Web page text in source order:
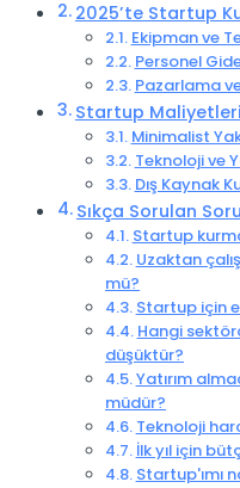
2025’te Startup
Ekipman ve
Personel
Pazarlama
Startup
Minimalist
Teknoloji ve
Dış Kaynak
Sıkça Sorulan
Startup
Uzaktan
mü?
Startup için
Hangi
düşüktür?
Yatırım
müdür?
Teknoloji
İlk yıl için
Startup'ımı